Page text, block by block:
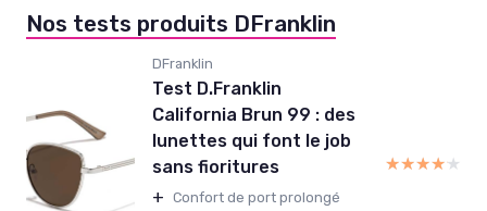
Nos tests produits DFranklin
DFranklin
Test D.Franklin
California Brun 99 : des
lunettes qui font le job
sans fioritures
+ Confort de port prolongé
★★★★★
★★★★★